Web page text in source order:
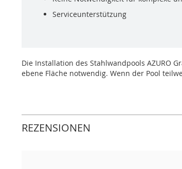
Serviceunterstützung
Die Installation des Stahlwandpools AZURO
ebene Fläche notwendig. Wenn der Pool
REZENSIONEN